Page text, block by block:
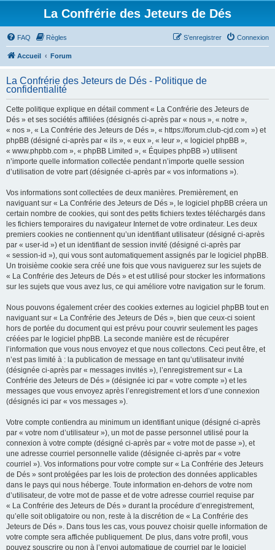
La Confrérie des Jeteurs de Dés
FAQ Règles Connexion
S’enregistrer
Accueil Forum
La Confrérie des Jeteurs de Dés - Politique de
confidentialité
Cette politique explique en détail comment « La Confrérie des Jeteurs de
Dés » et ses sociétés affiliées (désignés ci-après par « nous », « notre »,
« nos », « La Confrérie des Jeteurs de Dés », « https://forum.club-cjd.com ») et
phpBB (désigné ci-après par « ils », « eux », « leur », « logiciel phpBB »,
« www.phpbb.com », « phpBB Limited », « Équipes phpBB ») utilisent
n’importe quelle information collectée pendant n’importe quelle session
d’utilisation de votre part (désignée ci-après par « vos informations »).
Vos informations sont collectées de deux manières. Premièrement, en
naviguant sur « La Confrérie des Jeteurs de Dés », le logiciel phpBB créera un
certain nombre de cookies, qui sont des petits fichiers textes téléchargés dans
les fichiers temporaires du navigateur Internet de votre ordinateur. Les deux
premiers cookies ne contiennent qu’un identifiant utilisateur (désigné ci-après
par « user-id ») et un identifiant de session invité (désigné ci-après par
« session-id »), qui vous sont automatiquement assignés par le logiciel phpBB.
Un troisième cookie sera créé une fois que vous naviguerez sur les sujets de
« La Confrérie des Jeteurs de Dés » et est utilisé pour stocker les informations
sur les sujets que vous avez lus, ce qui améliore votre navigation sur le forum.
Nous pouvons également créer des cookies externes au logiciel phpBB tout en
naviguant sur « La Confrérie des Jeteurs de Dés », bien que ceux-ci soient
hors de portée du document qui est prévu pour couvrir seulement les pages
créées par le logiciel phpBB. La seconde manière est de récupérer
l’information que vous nous envoyez et que nous collectons. Ceci peut être, et
n’est pas limité à : la publication de message en tant qu’utilisateur invité
(désignée ci-après par « messages invités »), l’enregistrement sur « La
Confrérie des Jeteurs de Dés » (désignée ici par « votre compte ») et les
messages que vous envoyez après l’enregistrement et lors d’une connexion
(désignés ici par « vos messages »).
Votre compte contiendra au minimum un identifiant unique (désigné ci-après
par « votre nom d’utilisateur »), un mot de passe personnel utilisé pour la
connexion à votre compte (désigné ci-après par « votre mot de passe »), et
une adresse courriel personnelle valide (désignée ci-après par « votre
courriel »). Vos informations pour votre compte sur « La Confrérie des Jeteurs
de Dés » sont protégées par les lois de protection des données applicables
dans le pays qui nous héberge. Toute information en-dehors de votre nom
d’utilisateur, de votre mot de passe et de votre adresse courriel requise par
« La Confrérie des Jeteurs de Dés » durant la procédure d’enregistrement,
qu’elle soit obligatoire ou non, reste à la discrétion de « La Confrérie des
Jeteurs de Dés ». Dans tous les cas, vous pouvez choisir quelle information de
votre compte sera affichée publiquement. De plus, dans votre profil, vous
pouvez souscrire ou non à l’envoi automatique de courriel par le logiciel